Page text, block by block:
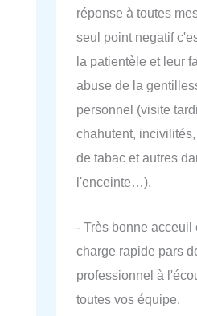
réponse à toutes
seul point negatif
la patientèle et leur
abuse de la
personnel (visite
chahutent,
de tabac et autres
l'enceinte…).
- Très bonne acceuil
charge rapide pars
professionnel à
toutes vos équipe.